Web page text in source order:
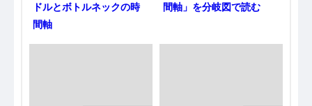
ドルとボトルネックの時
間軸
間軸」を分岐図で読む